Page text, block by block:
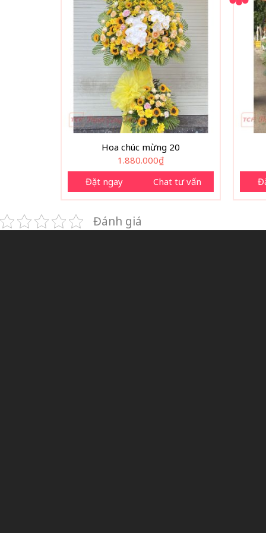
Hoa chúc mừng 20
1.880.000₫
Đặt ngay
Chat tư vấn
Đánh giá